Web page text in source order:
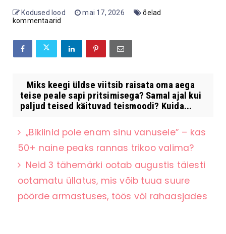
Kodused lood mai 17, 2026
õelad
kommentaarid
Miks keegi üldse viitsib raisata oma aega
teise peale sapi pritsimisega? Samal ajal kui
paljud teised käituvad teismoodi? Kuida...
„Bikiinid pole enam sinu vanusele” – kas
50+ naine peaks rannas trikoo valima?
Neid 3 tähemärki ootab augustis täiesti
ootamatu üllatus, mis võib tuua suure
pöörde armastuses, töös või rahaasjades